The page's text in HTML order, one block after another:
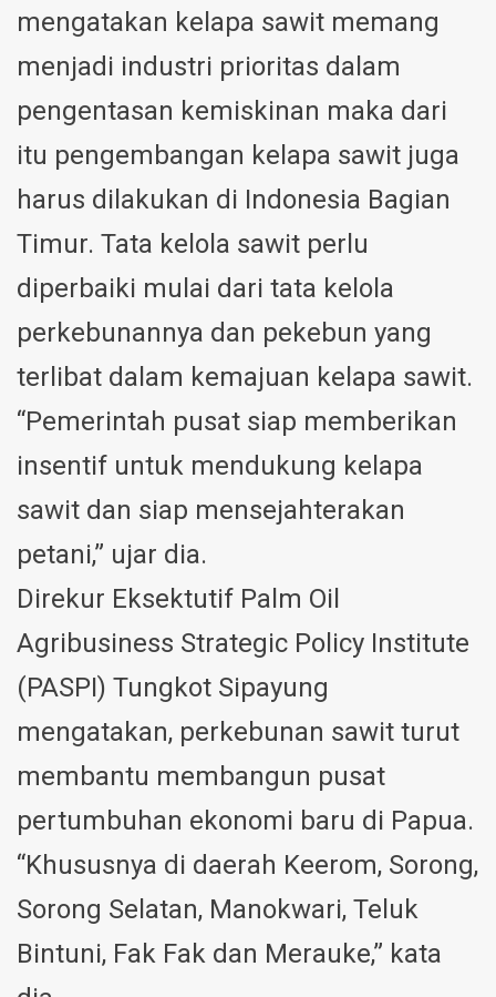
mengatakan kelapa sawit memang
menjadi industri prioritas dalam
pengentasan kemiskinan maka dari
itu pengembangan kelapa sawit juga
harus dilakukan di Indonesia Bagian
Timur. Tata kelola sawit perlu
diperbaiki mulai dari tata kelola
perkebunannya dan pekebun yang
terlibat dalam kemajuan kelapa sawit.
“Pemerintah pusat siap memberikan
insentif untuk mendukung kelapa
sawit dan siap mensejahterakan
petani,” ujar dia.
Direkur Eksektutif Palm Oil
Agribusiness Strategic Policy Institute
(PASPI) Tungkot Sipayung
mengatakan, perkebunan sawit turut
membantu membangun pusat
pertumbuhan ekonomi baru di Papua.
“Khususnya di daerah Keerom, Sorong,
Sorong Selatan, Manokwari, Teluk
Bintuni, Fak Fak dan Merauke,” kata